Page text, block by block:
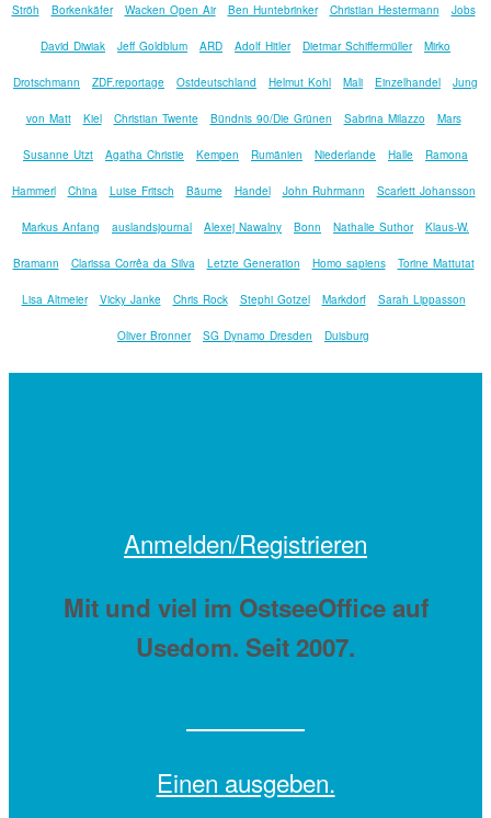
Ströh Borkenkäfer Wacken Open Air Ben Huntebrinker Christian Hestermann Jobs
David Diwiak Jeff Goldblum ARD Adolf Hitler Dietmar Schiffermüller Mirko
Drotschmann ZDF.reportage Ostdeutschland Helmut Kohl Mali Einzelhandel Jung
von Matt Kiel Christian Twente Bündnis 90/Die Grünen Sabrina Milazzo Mars
Susanne Utzt Agatha Christie Kempen Rumänien Niederlande Halle Ramona
Hammerl China Luise Fritsch Bäume Handel John Ruhrmann Scarlett Johansson
Markus Anfang auslandsjournal Alexej Nawalny Bonn Nathalie Suthor Klaus-W.
Bramann Clarissa Corrêa da Silva Letzte Generation Homo sapiens Torine Mattutat
Lisa Altmeier Vicky Janke Chris Rock Stephi Gotzel Markdorf Sarah Lippasson
Oliver Bronner SG Dynamo Dresden Duisburg
Anmelden/Registrieren
Mit und viel im OstseeOffice auf
Usedom. Seit 2007.
Einen ausgeben.